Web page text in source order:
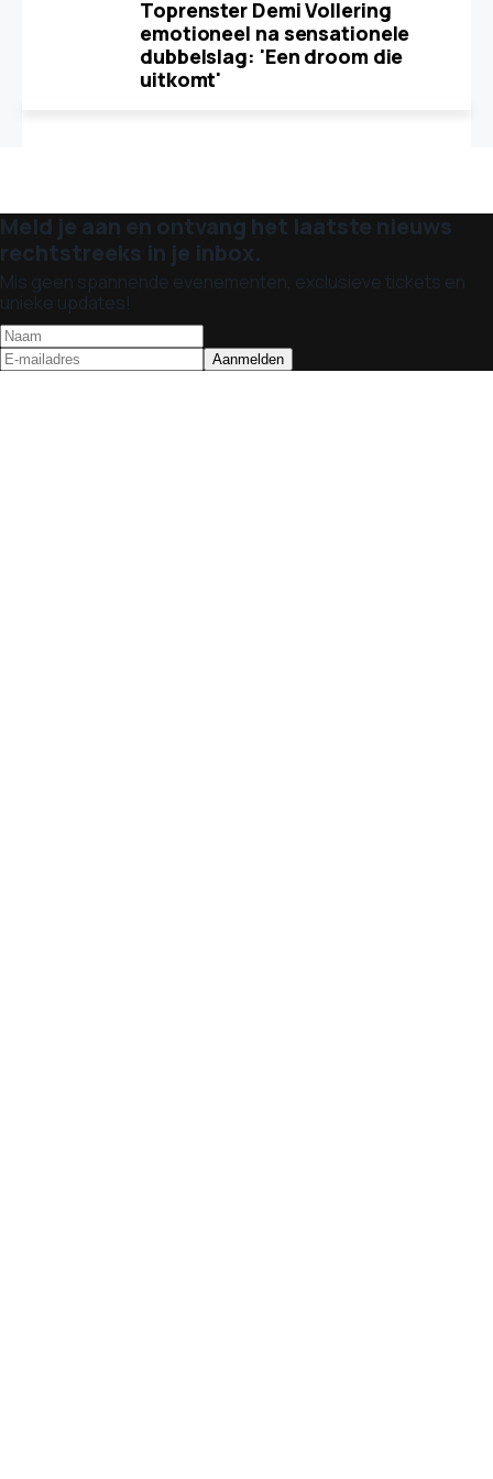
Toprenster Demi Vollering
emotioneel na sensationele
dubbelslag: 'Een droom die
uitkomt'
Meld je aan en ontvang het laatste nieuws
rechtstreeks in je inbox.
Mis geen spannende evenementen, exclusieve tickets en
unieke updates!